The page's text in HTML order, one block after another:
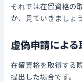
それでは在留資格の
か、見ていきましょう
虚偽申請による
在留資格を取得する
提出した場合です。